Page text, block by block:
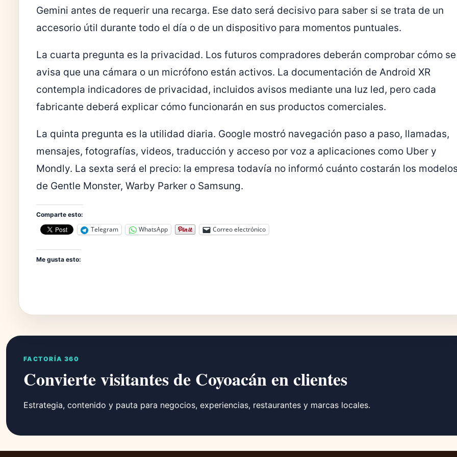
Gemini antes de requerir una recarga. Ese dato será decisivo para saber si se trata de un
accesorio útil durante todo el día o de un dispositivo para momentos puntuales.
La cuarta pregunta es la privacidad. Los futuros compradores deberán comprobar cómo se
avisa que una cámara o un micrófono están activos. La documentación de Android XR
contempla indicadores de privacidad, incluidos avisos mediante una luz led, pero cada
fabricante deberá explicar cómo funcionarán en sus productos comerciales.
La quinta pregunta es la utilidad diaria. Google mostró navegación paso a paso, llamadas,
mensajes, fotografías, videos, traducción y acceso por voz a aplicaciones como Uber y
Mondly. La sexta será el precio: la empresa todavía no informó cuánto costarán los
de Gentle Monster, Warby Parker o Samsung.
Comparte esto:
Telegram WhatsApp Correo electrónico
Me gusta esto:
FACTORÍA 360
Convierte visitantes de Coyoacán en clientes
Estrategia, contenido y pauta para negocios, experiencias, restaurantes y marcas locales.